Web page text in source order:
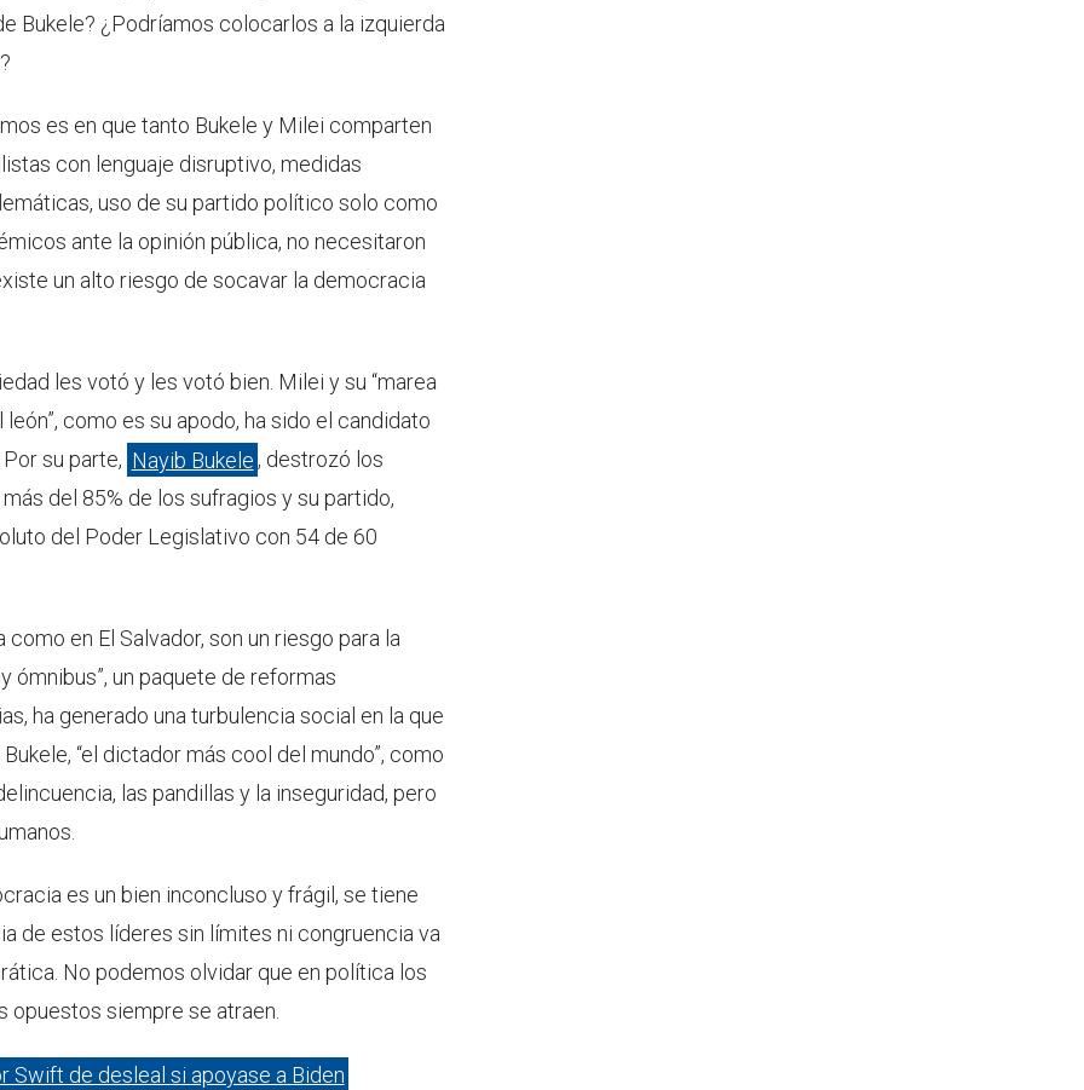
Bukele? ¿Podríamos colocarlos a la izquierda
es en que tanto Bukele y Milei comparten
con lenguaje disruptivo, medidas
uso de su partido político solo como
ante la opinión pública, no necesitaron
un alto riesgo de socavar la democracia
les votó y les votó bien. Milei y su “marea
como es su apodo, ha sido el candidato
su parte, Nayib Bukele, destrozó los
del 85% de los sufragios y su partido,
del Poder Legislativo con 54 de 60
en El Salvador, son un riesgo para la
ómnibus”, un paquete de reformas
ha generado una turbulencia social en la que
“el dictador más cool del mundo”, como
las pandillas y la inseguridad, pero
es un bien inconcluso y frágil, se tiene
de estos líderes sin límites ni congruencia va
No podemos olvidar que en política los
opuestos siempre se atraen.
Swift de desleal si apoyase a Biden